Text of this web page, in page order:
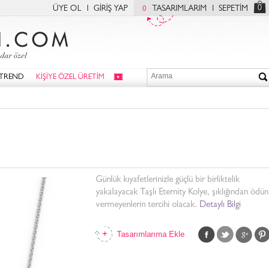
ÜYE OL GİRİŞ YAP 0 TASARIMLARIM SEPETİM 0
TREND KİŞİYE ÖZEL ÜRETİM
Günlük kıyafetlerinizle güçlü bir birliktelik
yakalayacak Taşlı Eternity Kolye, şıklığından ödün
vermeyenlerin tercihi olacak. Detaylı Bilgi
Tasarımlarıma Ekle